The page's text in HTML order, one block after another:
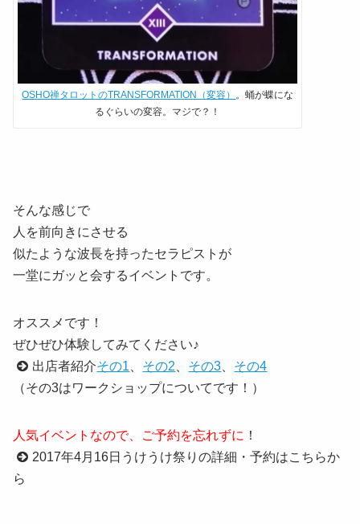
OSHO禅タロットのTRANSFORMATION（変容）
。蛹が蝶にな
るぐらいの変容。マジで？！
そんな感じで
人を前向きにさせる
似たような波長を持ったセラピストが
一堂にガッと会するイベントです。
オススメです！
ぜひぜひ体験してみてください♪
出店者紹介その1 その2 その3
その4
（その3はワークショップについてです！）
人気イベントなので、ご予約を忘れずに ！
2017年4月16日うけうけ祭りの詳細・予約はこちらか
ら